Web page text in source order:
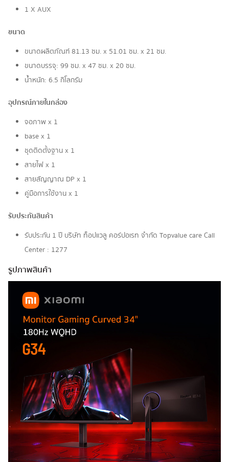
1 X AUX
ขนาด
ขนาดผลิตภัณฑ์ 81.13 ซม. x 51.01 ซม. x 21 ซม.
ขนาดบรรจุ: 99 ซม. x 47 ซม. x 20 ซม.
น้ำหนัก: 6.5 กิโลกรัม
อุปกรณ์ภายในกล่อง
จอภาพ x 1
base x 1
ชุดติดตั้งฐาน x 1
สายไฟ x 1
สายสัญญาณ DP x 1
คู่มือการใช้งาน x 1
รับประกันสินค้า
รับประกัน 1 ปี บริษัท ท็อปแวลู คอร์ปอเรท จํากัด Topvalue care Call
Center : 1277
รูปภาพสินค้า